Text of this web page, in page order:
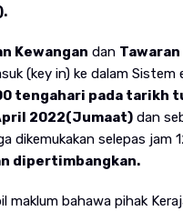
Kewangan dan
(key in) ke dalam Sistem
tengahari pada tarikh
2022(Jumaat)dan
dikemukakan selepas jam
dipertimbangkan.
maklum bahawa pihak